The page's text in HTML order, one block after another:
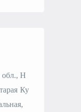
обл., Н
Ку